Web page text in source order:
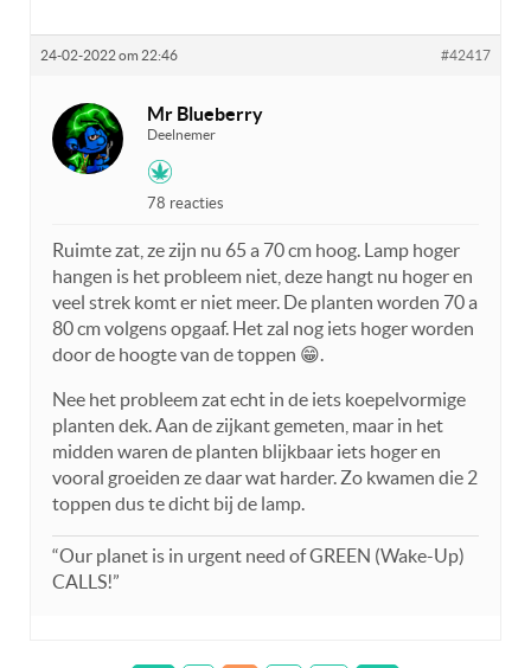
24-02-2022 om 22:46 #42417
Mr Blueberry
Deelnemer
78 reacties
Ruimte zat, ze zijn nu 65 a 70 cm hoog. Lamp hoger
hangen is het probleem niet, deze hangt nu hoger en
veel strek komt er niet meer. De planten worden 70 a
80 cm volgens opgaaf. Het zal nog iets hoger worden
door de hoogte van de toppen 😁.
Nee het probleem zat echt in de iets koepelvormige
planten dek. Aan de zijkant gemeten, maar in het
midden waren de planten blijkbaar iets hoger en
vooral groeiden ze daar wat harder. Zo kwamen die 2
toppen dus te dicht bij de lamp.
“Our planet is in urgent need of GREEN (Wake-Up)
CALLS!”